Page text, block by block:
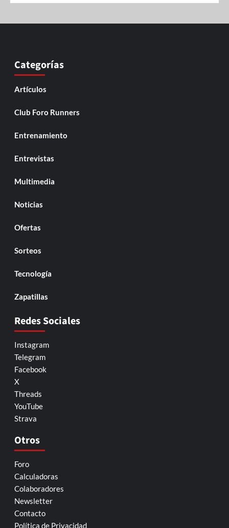
Categorías
Artículos
Club Foro Runners
Entrenamiento
Entrevistas
Multimedia
Noticias
Ofertas
Sorteos
Tecnología
Zapatillas
Redes Sociales
Instagram
Telegram
Facebook
X
Threads
YouTube
Strava
Otros
Foro
Calculadoras
Colaboradores
Newsletter
Contacto
Política de Privacidad